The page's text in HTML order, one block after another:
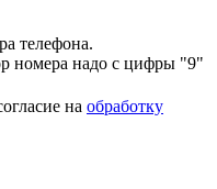
телефона.
номера надо с цифры "9"
на обработку